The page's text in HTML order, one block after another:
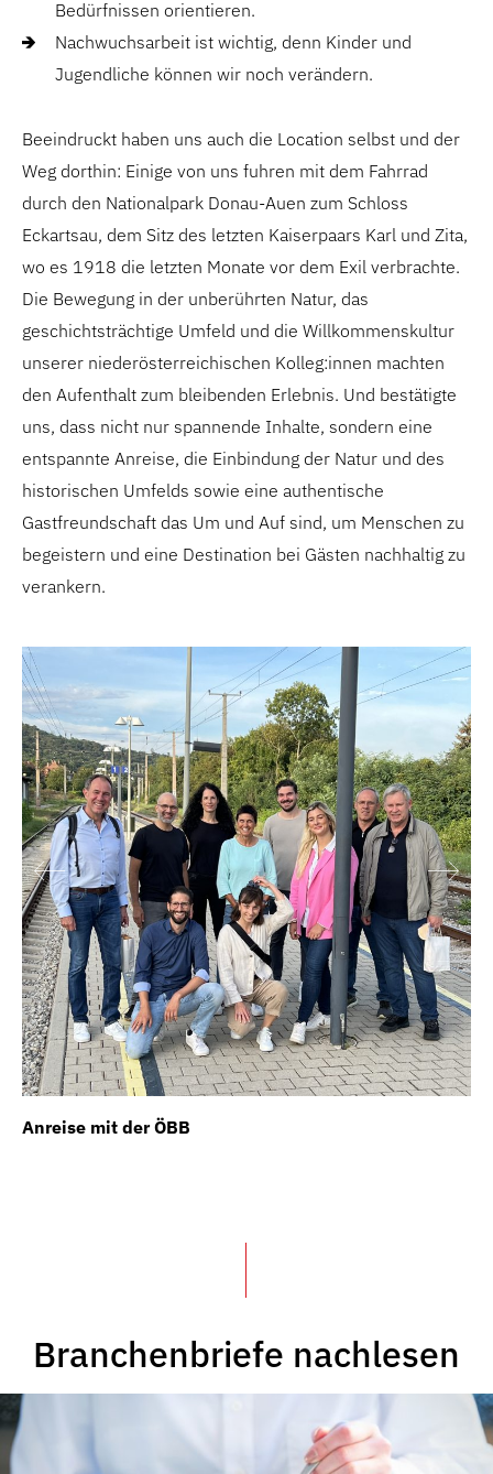
Bedürfnissen orientieren.
Nachwuchsarbeit ist wichtig, denn Kinder und
Jugendliche können wir noch verändern.
Beeindruckt haben uns auch die Location selbst und der
Weg dorthin: Einige von uns fuhren mit dem Fahrrad
durch den Nationalpark Donau-Auen zum Schloss
Eckartsau, dem Sitz des letzten Kaiserpaars Karl und Zita,
wo es 1918 die letzten Monate vor dem Exil verbrachte.
Die Bewegung in der unberührten Natur, das
geschichtsträchtige Umfeld und die Willkommenskultur
unserer niederösterreichischen Kolleg:innen machten
den Aufenthalt zum bleibenden Erlebnis. Und bestätigte
uns, dass nicht nur spannende Inhalte, sondern eine
entspannte Anreise, die Einbindung der Natur und des
historischen Umfelds sowie eine authentische
Gastfreundschaft das Um und Auf sind, um Menschen zu
begeistern und eine Destination bei Gästen nachhaltig zu
verankern.
Anreise mit der ÖBB
Branchenbriefe nachlesen